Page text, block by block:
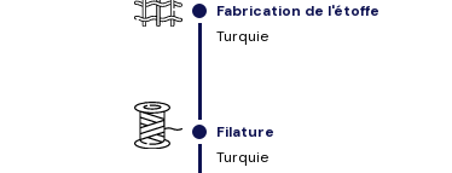
Fabrication de l'étoffe
Turquie
Filature
Turquie